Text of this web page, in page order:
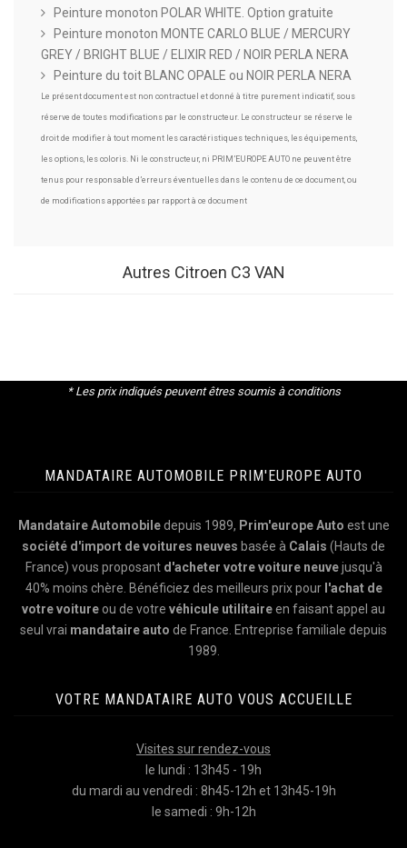
Peinture monoton POLAR WHITE. Option gratuite
Peinture monoton MONTE CARLO BLUE / MERCURY
GREY / BRIGHT BLUE / ELIXIR RED / NOIR PERLA NERA
Peinture du toit BLANC OPALE ou NOIR PERLA NERA
Le présent document est non contractuel et donné à titre purement indicatif, sous
réserve de toutes modifications par le constructeur. Le constructeur se réserve le
droit de modifier à tout moment les caractéristiques techniques, les équipements,
les options, les coloris. Ni le constructeur, ni PRIM’EUROPE AUTO ne peuvent être
tenus pour responsable d’erreurs éventuelles dans le contenu de ce document, ou
de modifications apportées par rapport à ce document
Autres Citroen C3 VAN
* Les prix indiqués peuvent êtres soumis à conditions
MANDATAIRE AUTOMOBILE PRIM'EUROPE AUTO
Mandataire Automobiledepuis 1989, Prim'europe Auto est une
société d'import de voitures neuves basée à Calais (Hauts de
France) vous proposant d'acheter votre voiture neuvejusqu'à
40% moins chère. Bénéficiez des meilleurs prix pour l'achat de
votre voitureou de votre véhicule utilitaireen faisant appel au
seul vrai mandataire auto de France. Entreprise familiale depuis
1989.
VOTRE MANDATAIRE AUTO VOUS ACCUEILLE
Visites sur rendez-vous
le lundi : 13h45 - 19h
du mardi au vendredi : 8h45-12h et 13h45-19h
le samedi : 9h-12h